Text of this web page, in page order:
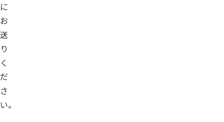
に
お
送
り
く
だ
さ
い。